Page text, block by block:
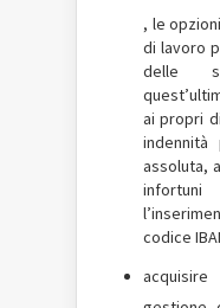
, le
di lavoro
delle
ai propri
indennità
assoluta,
codice